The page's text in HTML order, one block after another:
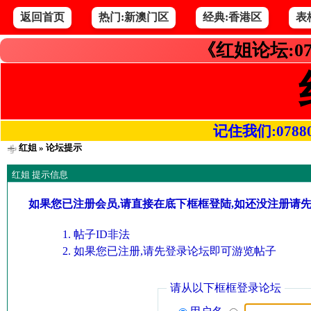
返回首页 热门:新澳门区 经典:香港区 表
《红姐论坛
记住我们
红姐» 论坛提示
红姐 提示信息
如果您已注册会员,请直接在底下框框登陆,如还没注册请
帖子ID非法
如果您已注册,请先登录论坛即可游览帖子
请从以下框框登录论坛